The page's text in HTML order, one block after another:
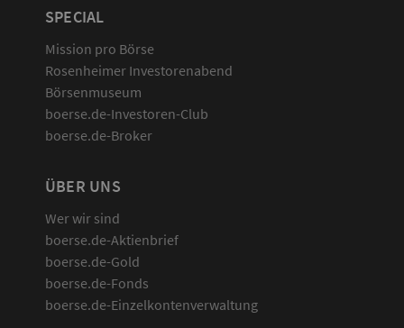
SPECIAL
Mission pro Börse
Rosenheimer Investorenabend
Börsenmuseum
boerse.de-Investoren-Club
boerse.de-Broker
ÜBER UNS
Wer wir sind
boerse.de-Aktienbrief
boerse.de-Gold
boerse.de-Fonds
boerse.de-Einzelkontenverwaltung